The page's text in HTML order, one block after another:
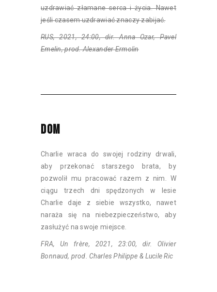
uzdrawiać złamane serca i życia. Nawet
jeśli czasem uzdrawiać znaczy zabijać.
RUS, 2021, 24:00, dir. Anna Ozar, Pavel
Emelin, prod. Alexander Ermolin
DOM
Charlie wraca do swojej rodziny drwali,
aby przekonać starszego brata, by
pozwolił mu pracować razem z nim. W
ciągu trzech dni spędzonych w lesie
Charlie daje z siebie wszystko, nawet
naraża się na niebezpieczeństwo, aby
zasłużyć na swoje miejsce.
FRA, Un frère, 2021, 23:00, dir. Olivier
Bonnaud, prod. Charles Philippe & Lucile Ric